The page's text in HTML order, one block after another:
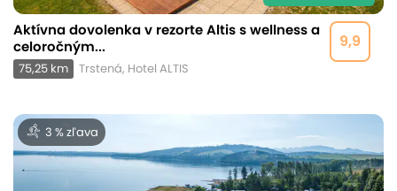
9,9
Aktívna dovolenka v rezorte Altis s wellness a
celoročným...
75,25 km Trstená, Hotel ALTIS
3 % zľava